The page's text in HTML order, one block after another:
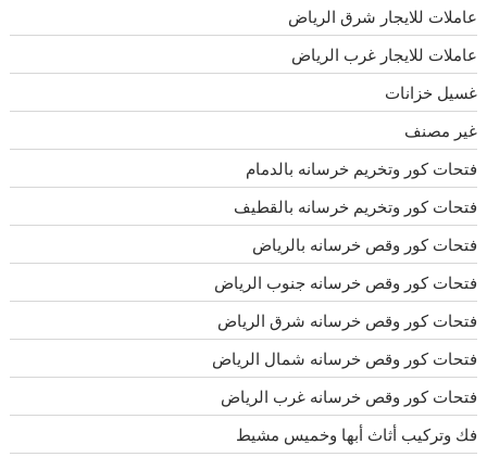
عاملات للايجار شرق الرياض
عاملات للايجار غرب الرياض
غسيل خزانات
غير مصنف
فتحات كور وتخريم خرسانه بالدمام
فتحات كور وتخريم خرسانه بالقطيف
فتحات كور وقص خرسانه بالرياض
فتحات كور وقص خرسانه جنوب الرياض
فتحات كور وقص خرسانه شرق الرياض
فتحات كور وقص خرسانه شمال الرياض
فتحات كور وقص خرسانه غرب الرياض
فك وتركيب أثاث أبها وخميس مشيط